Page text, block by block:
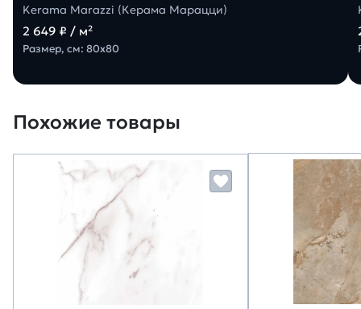
Kerama Marazzi (Керама Марацци)
2 649 ₽ / м²
Размер, см: 80х80
Похожие товары